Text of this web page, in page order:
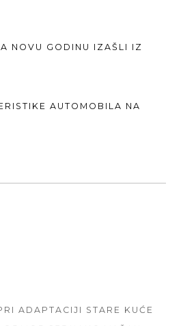
NOVU GODINU IZAŠLI IZ
AUTOMOBILA NA
ADAPTACIJI STARE KUĆE